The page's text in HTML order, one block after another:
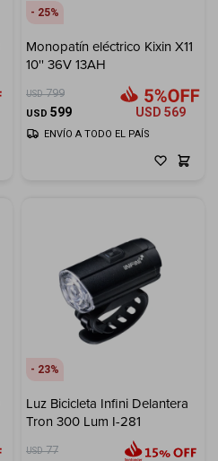
25
Monopatín eléctrico Kixin X11
10'' 36V 13AH
USD 799
USD 599 USD 569
ENVÍO A TODO EL PAÍS
23
Luz Bicicleta Infini Delantera
Tron 300 Lum I-281
USD 77